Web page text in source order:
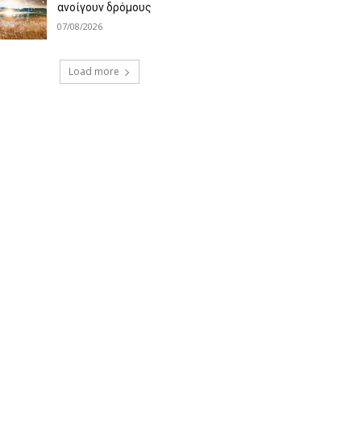
ανοίγουν δρόμους
07/08/2026
Load more